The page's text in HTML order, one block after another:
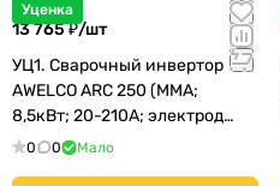
Уценка
13 765 ₽/шт
УЦ1. Сварочный инвертор
AWELCO ARC 250 (MMA;
8,5кВт; 20-210А; электрод
5мм; 14,4кг) (67250)
0 0 Мало